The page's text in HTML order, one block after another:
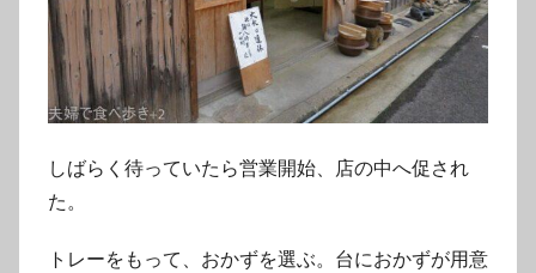
しばらく待っていたら営業開始、店の中へ促され
た。
トレーをもって、おかずを選ぶ。台におかずが用意